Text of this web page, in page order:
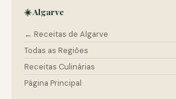
☀️ Algarve
← Receitas de Algarve
Todas as Regiões
Receitas Culinárias
Página Principal